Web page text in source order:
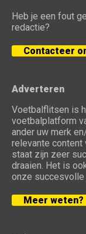
Heb je een fout
redactie?
Contacteer
Adverteren
Voetbalflitsen is
voetbalplatform
ander uw merk
relevante content
staat zijn zeer
draaien. Het is
onze succesvolle
Meer weten?